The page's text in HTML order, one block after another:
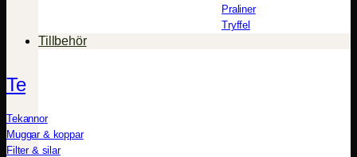
Praliner
Tryffel
Tillbehör
Te
Tekannor
Muggar & koppar
Filter & silar